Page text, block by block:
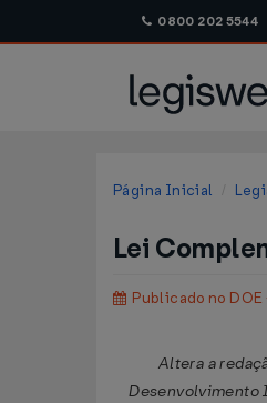
0800 202 5544
Página Inicial
Lei
Publicado no DOE
Altera a
Desenvolvimento